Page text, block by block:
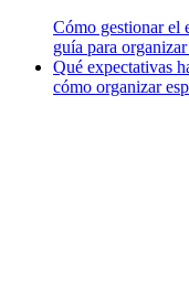
Cómo gestionar el
guía para
Qué expectativas
cómo organizar